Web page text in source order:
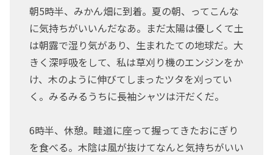
朝5時半、みかん畑に到着。夏の朝、ってこんな
に気持ちがいいんだなあ。まだ太陽は優しくて土
は朝露で湿り気があり、生まれたての地球だ。大
きく深呼吸をして、私は草刈り機のエンジンをか
け、木のように伸びてしまったツタを刈ってい
く。みるみるうちに長袖シャツは汗だくだ。
6時半、休憩。畦道に座って握ってきたおにぎり
を食べる。木陰は風が抜けてなんと気持ちがいい